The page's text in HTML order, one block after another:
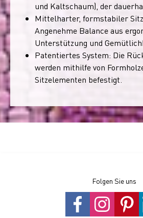
und Kaltschaum), der
Mittelharter, formstabiler
Angenehme Balance aus
Unterstützung und
Patentiertes System: Die
werden mithilfe von
Sitzelementen befestigt.
Folgen Sie uns